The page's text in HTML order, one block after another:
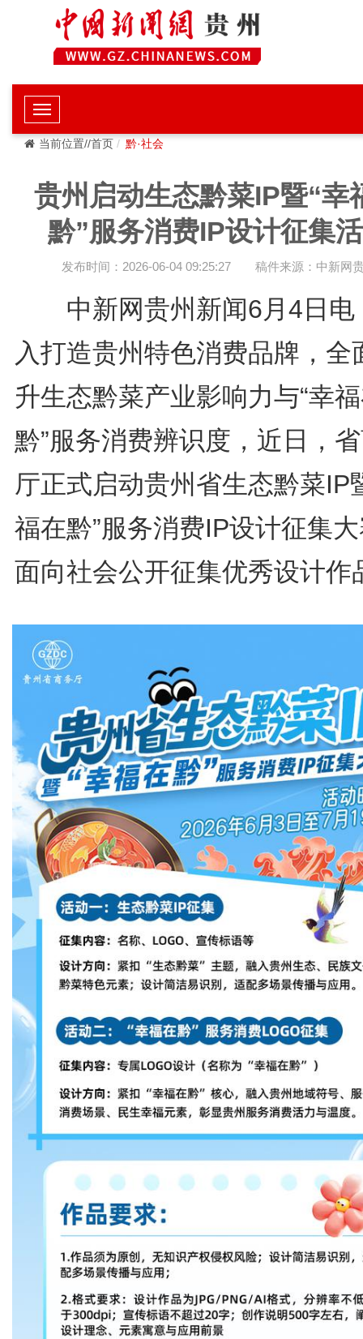
当前位置//首页 黔·社会
贵州启动生态黔菜IP暨“幸
黔”服务消费IP设计征集
发布时间：2026-06-04 09:25:27 稿件来源：中新网
中新网贵州新闻6月4日电
入打造贵州特色消费品牌，全
升生态黔菜产业影响力与“幸
黔”服务消费辨识度，近日，
厅正式启动贵州省生态黔菜IP
福在黔”服务消费IP设计征集
面向社会公开征集优秀设计作